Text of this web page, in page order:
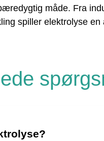
måde. Fra
spiller elektrolyse